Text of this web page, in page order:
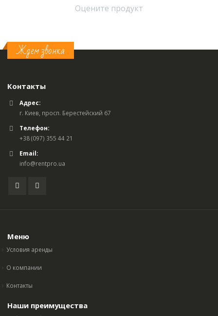
Оцените продукт
Ждем звонка
Контакты
Адрес:
г. Киев, просп. Берестейский 67
Телефон:
+38 (097) 355 44 21
Email:
info@rentpro.ua
Меню
Условия аренды
О компании
Контакты
Наши преимущества